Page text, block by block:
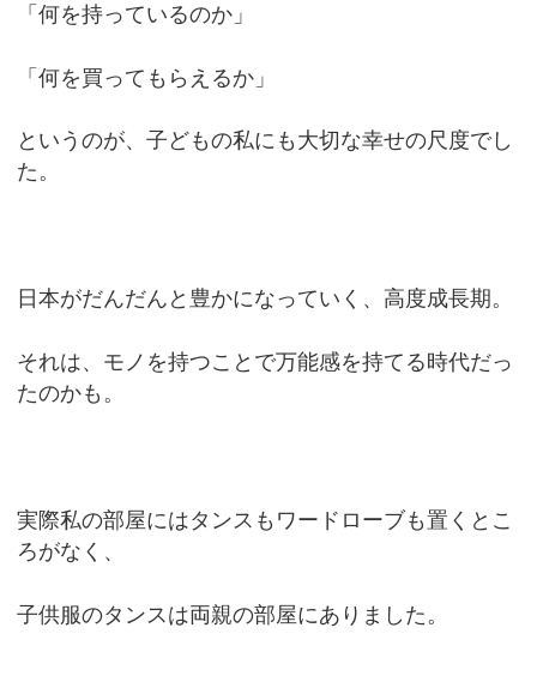
「何を持っているのか」
「何を買ってもらえるか」
というのが、子どもの私にも大切な幸せの尺度でし
た。
日本がだんだんと豊かになっていく、高度成長期。
それは、モノを持つことで万能感を持てる時代だっ
たのかも。
実際私の部屋にはタンスもワードローブも置くとこ
ろがなく、
子供服のタンスは両親の部屋にありました。